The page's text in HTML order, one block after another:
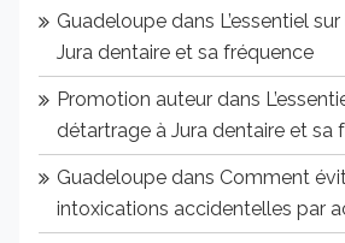
Guadeloupe dans L’essentiel
Jura dentaire et sa fréquence
Promotion auteur dans
détartrage à Jura dentaire et sa
Guadeloupe dans Comment
intoxications accidentelles par